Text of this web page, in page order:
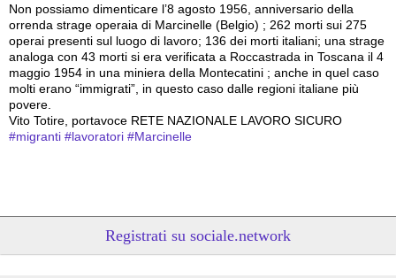
Non possiamo dimenticare l’8 agosto 1956, anniversario della
orrenda strage operaia di Marcinelle (Belgio) ; 262 morti sui 275
operai presenti sul luogo di lavoro; 136 dei morti italiani; una strage
analoga con 43 morti si era verificata a Roccastrada in Toscana il 4
maggio 1954 in una miniera della Montecatini ; anche in quel caso
molti erano “immigrati”, in questo caso dalle regioni italiane più
povere.
Vito Totire, portavoce RETE NAZIONALE LAVORO SICURO
#migranti #lavoratori #Marcinelle
Registrati su sociale.network